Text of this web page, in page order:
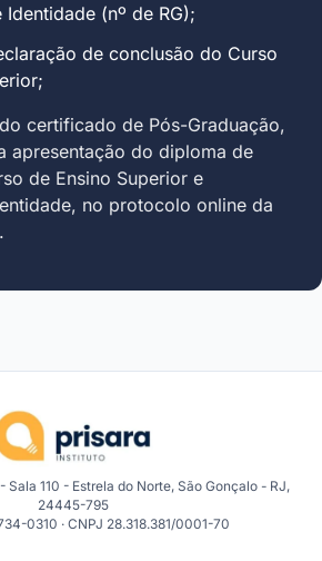
(nº de RG);
de conclusão do Curso
certificado de Pós-Graduação,
apresentação do diploma de
de Ensino Superior e
no protocolo online da
Sala 110 - Estrela do Norte, São Gonçalo - RJ,
24445-795
0310 · CNPJ 28.318.381/0001-70